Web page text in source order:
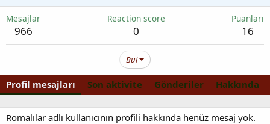
Mesajlar
966
Reaction score
0
Puanları
16
Bul
Profil mesajları Son aktivite Gönderiler Hakkında
Romalılar adlı kullanıcının profili hakkında henüz mesaj yok.